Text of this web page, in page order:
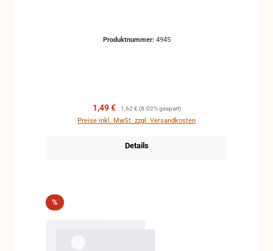
Produktnummer: 4945
Verkaufspreis:
1,49 € Regulärer Preis:
1,62 € (8.02% gespart)
Preise inkl. MwSt. zzgl. Versandkosten
Details
%Rabatt